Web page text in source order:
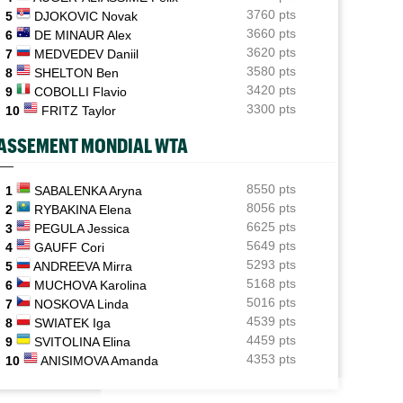
/ WTA
les résultats du samedi 8 août 2026 et
la nuit
ATP - MONTRÉAL
Arthur Fils et Rinderknech ce samedi...
horaires et diffusion TV
abandon
08/08
Carnet Rose
Caroline Garcia est devenue la maman d’un petit
Pablo...
08/08
ATP - Cincinnati
Comme Carlos Alcaraz, Holger Rune n'ira pas à
Cincinnati
ATP - Montréal
Daniil Medvedev après son échec : "Il n’y a pas
d’explication"
US Open
Elsa Jacquemot va éviter les périlleuses qualifications
à New York
5
DJOKOVIC Novak
3760 pts
6
DE MINAUR Alex
3660 pts
7
MEDVEDEV Daniil
3620 pts
8
SHELTON Ben
3580 pts
9
COBOLLI Flavio
3420 pts
10
FRITZ Taylor 3300 pts
MONDIAL WTA
1 SABALENKA Aryna
8550 pts
2
RYBAKINA Elena
8056 pts
3
PEGULA Jessica
6625 pts
4
GAUFF Cori
5649 pts
5
ANDREEVA Mirra
5293 pts
6
MUCHOVA Karolina
5168 pts
7
NOSKOVA Linda
5016 pts
8
SWIATEK Iga
4539 pts
9
SVITOLINA Elina
4459 pts
10
ANISIMOVA Amanda 4353 pts